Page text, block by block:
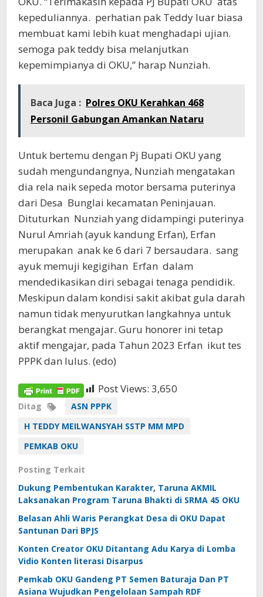
kepeduliannya. perhatian pak Teddy luar biasa
membuat kami lebih kuat menghadapi ujian.
semoga pak teddy bisa melanjutkan
kepemimpianya di OKU,” harap Nunziah.
Baca Juga : Polres OKU Kerahkan 468
Personil Gabungan Amankan Nataru
Untuk bertemu dengan Pj Bupati OKU yang
sudah mengundangnya, Nunziah mengatakan
dia rela naik sepeda motor bersama puterinya
dari Desa Bunglai kecamatan Peninjauan.
Dituturkan Nunziah yang didampingi puterinya
Nurul Amriah (ayuk kandung Erfan), Erfan
merupakan anak ke 6 dari 7 bersaudara. sang
ayuk memuji kegigihan Erfan dalam
mendedikasikan diri sebagai tenaga pendidik.
Meskipun dalam kondisi sakit akibat gula darah
namun tidak menyurutkan langkahnya untuk
berangkat mengajar. Guru honorer ini tetap
aktif mengajar, pada Tahun 2023 Erfan ikut tes
PPPK dan lulus. (edo)
Post Views: 3,650
Ditag
ASN PPPK
H TEDDY MEILWANSYAH SSTP MM MPD
PEMKAB OKU
Posting Terkait
Dukung Pembentukan Karakter, Taruna AKMIL
Laksanakan Program Taruna Bhakti di SRMA 45 OKU
Belasan Ahli Waris Perangkat Desa di OKU Dapat
Santunan Dari BPJS
Konten Creator OKU Ditantang Adu Karya di Lomba
Vidio Konten literasi Disarpus
Pemkab OKU Gandeng PT Semen Baturaja Dan PT
Asiana Wujudkan Pengelolaan Sampah RDF